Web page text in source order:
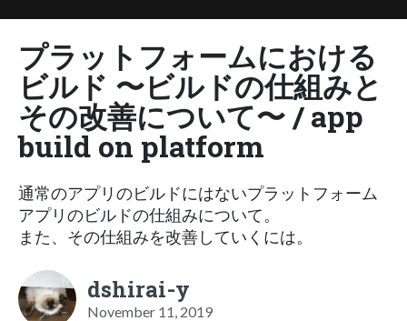
プラットフォームにおける
ビルド 〜ビルドの仕組みと
その改善について〜 / app
build on platform
通常のアプリのビルドにはないプラットフォーム
アプリのビルドの仕組みについて。
また、その仕組みを改善していくには。
dshirai-y
November 11, 2019